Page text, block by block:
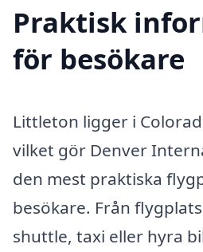
Praktisk
för besökare
Littleton ligger i
vilket gör Denver
den mest praktiska
besökare. Från
shuttle, taxi eller hyra